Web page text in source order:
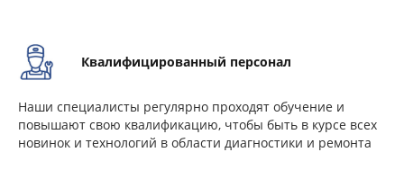
Квалифицированный персонал
Наши специалисты регулярно проходят обучение и
повышают свою квалификацию, чтобы быть в курсе всех
новинок и технологий в области диагностики и ремонта